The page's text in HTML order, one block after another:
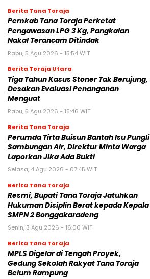
Berita Tana Toraja
Pemkab Tana Toraja Perketat
Pengawasan LPG 3 Kg, Pangkalan
Nakal Terancam Ditindak
Rabu, 5 Agu 2026 - 15:54 WIT
Berita Toraja Utara
Tiga Tahun Kasus Stoner Tak Berujung,
Desakan Evaluasi Penanganan
Menguat
Rabu, 5 Agu 2026 - 15:46 WIT
Berita Tana Toraja
Perumda Tirta Buisun Bantah Isu Pungli
Sambungan Air, Direktur Minta Warga
Laporkan Jika Ada Bukti
Selasa, 4 Agu 2026 - 07:45 WIT
Berita Tana Toraja
Resmi, Bupati Tana Toraja Jatuhkan
Hukuman Disiplin Berat kepada Kepala
SMPN 2 Bonggakaradeng
Senin, 3 Agu 2026 - 16:00 WIT
Berita Tana Toraja
MPLS Digelar di Tengah Proyek,
Gedung Sekolah Rakyat Tana Toraja
Belum Rampung